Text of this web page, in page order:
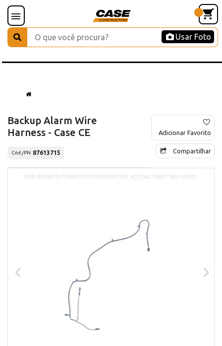
Usar Foto
Backup Alarm Wire
Harness - Case CE
Cód./PN 87613715
Adicionar Favorito
Compartilhar